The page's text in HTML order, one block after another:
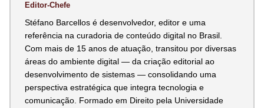
Editor-Chefe
Stéfano Barcellos é desenvolvedor, editor e uma
referência na curadoria de conteúdo digital no Brasil.
Com mais de 15 anos de atuação, transitou por diversas
áreas do ambiente digital — da criação editorial ao
desenvolvimento de sistemas — consolidando uma
perspectiva estratégica que integra tecnologia e
comunicação. Formado em Direito pela Universidade